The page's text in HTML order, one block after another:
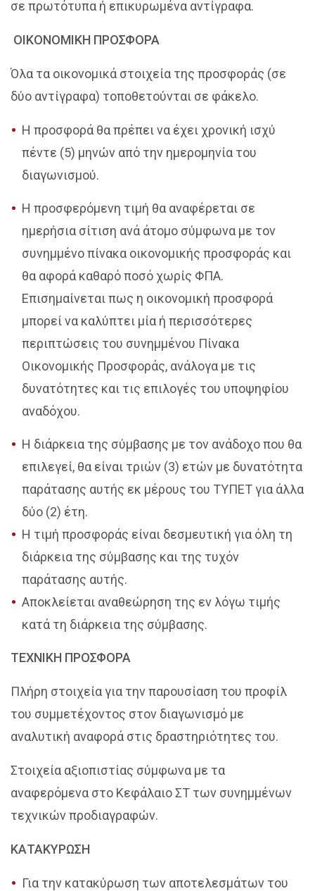
σε πρωτότυπα ή επικυρωμένα αντίγραφα.
ΟΙΚΟΝΟΜΙΚΗ ΠΡΟΣΦΟΡΑ
Όλα τα οικονομικά στοιχεία της προσφοράς (σε
δύο αντίγραφα) τοποθετούνται σε φάκελο.
Η προσφορά θα πρέπει να έχει χρονική ισχύ
πέντε (5) μηνών από την ημερομηνία του
διαγωνισμού.
Η προσφερόμενη τιμή θα αναφέρεται σε
ημερήσια σίτιση ανά άτομο σύμφωνα με τον
συνημμένο πίνακα οικονομικής προσφοράς και
θα αφορά καθαρό ποσό χωρίς ΦΠΑ.
Επισημαίνεται πως η οικονομική προσφορά
μπορεί να καλύπτει μία ή περισσότερες
περιπτώσεις του συνημμένου Πίνακα
Οικονομικής Προσφοράς, ανάλογα με τις
δυνατότητες και τις επιλογές του υποψηφίου
αναδόχου.
Η διάρκεια της σύμβασης με τον ανάδοχο που θα
επιλεγεί, θα είναι τριών (3) ετών με δυνατότητα
παράτασης αυτής εκ μέρους του ΤΥΠΕΤ για άλλα
δύο (2) έτη.
Η τιμή προσφοράς είναι δεσμευτική για όλη τη
διάρκεια της σύμβασης και της τυχόν
παράτασης αυτής.
Αποκλείεται αναθεώρηση της εν λόγω τιμής
κατά τη διάρκεια της σύμβασης.
ΤΕΧΝΙΚΗ ΠΡΟΣΦΟΡΑ
Πλήρη στοιχεία για την παρουσίαση του προφίλ
του συμμετέχοντος στον διαγωνισμό με
αναλυτική αναφορά στις δραστηριότητες του.
Στοιχεία αξιοπιστίας σύμφωνα με τα
αναφερόμενα στο Κεφάλαιο ΣΤ των συνημμένων
τεχνικών προδιαγραφών.
ΚΑΤΑΚΥΡΩΣΗ
Για την κατακύρωση των αποτελεσμάτων του